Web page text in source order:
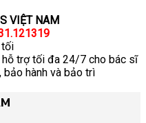
VIỆT NAM
tối
hỗ trợ tối đa 24/7 cho bác sĩ
bảo hành và bảo trì